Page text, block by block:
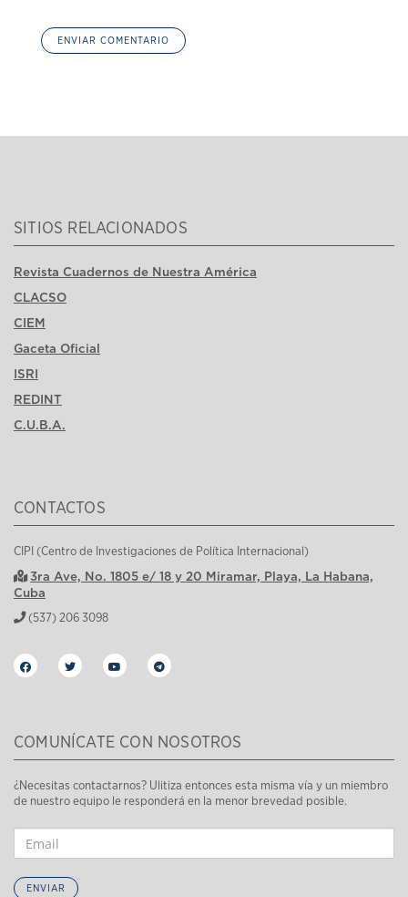
SITIOS RELACIONADOS
Revista Cuadernos de Nuestra América
CLACSO
CIEM
Gaceta Oficial
ISRI
REDINT
C.U.B.A.
CONTACTOS
CIPI (Centro de Investigaciones de Política Internacional)
3ra Ave, No. 1805 e/ 18 y 20 Miramar, Playa, La Habana,
Cuba
(537) 206 3098
COMUNÍCATE CON NOSOTROS
¿Necesitas contactarnos? Ulitiza entonces esta misma vía y un miembro
de nuestro equipo le responderá en la menor brevedad posible.
ENVIAR